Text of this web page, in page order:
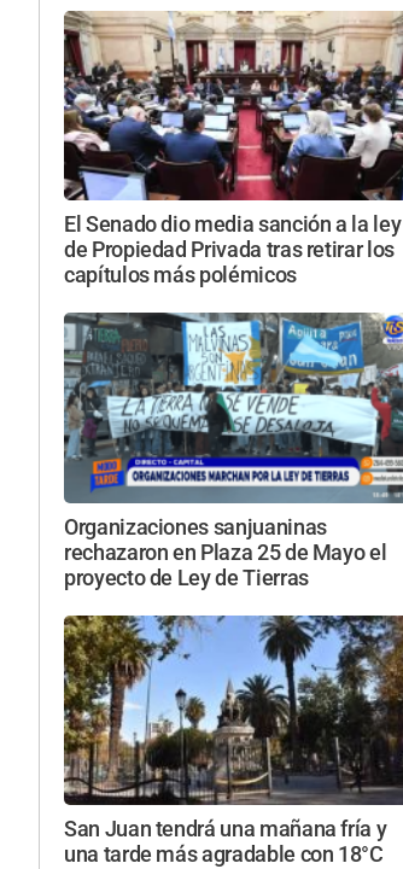
El Senado dio media sanción a la ley
de Propiedad Privada tras retirar los
capítulos más polémicos
Organizaciones sanjuaninas
rechazaron en Plaza 25 de Mayo el
proyecto de Ley de Tierras
San Juan tendrá una mañana fría y
una tarde más agradable con 18°C